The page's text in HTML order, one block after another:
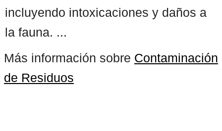
incluyendo intoxicaciones y daños a
la fauna. ...
Más información sobre Contaminación
de Residuos